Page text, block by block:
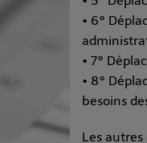
• 6°
• 7°
• 8°
besoins
Les